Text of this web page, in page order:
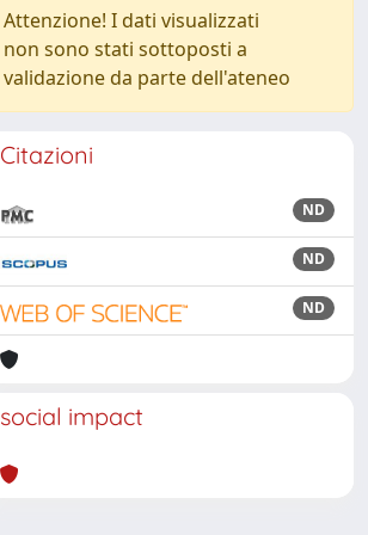
Attenzione! I dati visualizzati
non sono stati sottoposti a
validazione da parte dell'ateneo
Citazioni
ND
ND
ND
social impact